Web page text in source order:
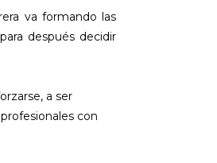
va formando las
después decidir
a ser
con